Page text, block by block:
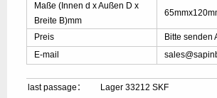
Maße (Innen d x Außen D x
Breite B)mm
Preis
Bitte senden
E-mail
last passage：
Lager 33212 SKF